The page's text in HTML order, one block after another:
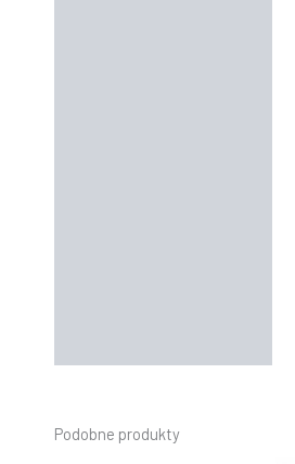
Podobne produkty